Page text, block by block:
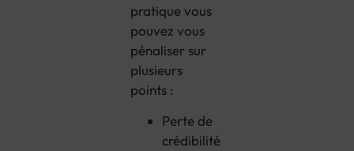
pratique vous
pouvez vous
pénaliser sur
plusieurs
points :
Perte de
crédibilité